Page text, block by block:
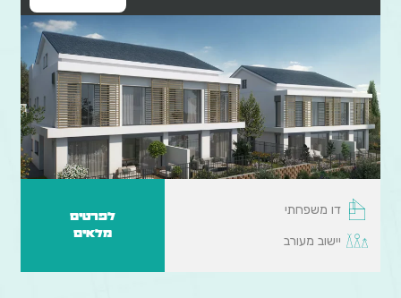
דו משפחתי
יישוב מעורב
לפרטים
מלאים